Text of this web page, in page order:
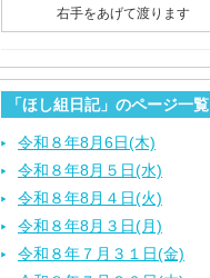
右手をあげて渡ります
「ほし組日記」のページ一覧
令和８年8月6日(木)
令和８年8月５日(水)
令和８年8月４日(火)
令和８年8月３日(月)
令和８年７月３１日(金)